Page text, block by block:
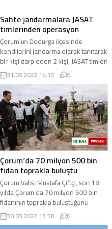
Sahte jandarmalara JASAT
timlerinden operasyon
Çorum’un Dodurga ilçesinde
kendilerini jandarma olarak tanıtarak
bir kişi darp eden 2 kişi, JASAT timleri
tarafından düzenlenen operasyonla
... 31.03.2022 14:13 0
Çorum’da 70 milyon 500 bin
fidan toprakla buluştu
Çorum Valisi Mustafa Çiftçi, son 18
yılda Çorum’da 70 milyon 500 bin
fidanının toprakla buluştuğunu
açıkladı. Orman Haftası nedeniyle
Çorum’da ...
30.03.2022 13:58 0